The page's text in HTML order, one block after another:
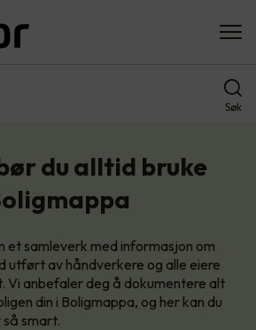
Søk
du alltid bruke
et samleverk med informasjon om
utført av håndverkere og alle eiere
Vi anbefaler deg å dokumentere alt
din i Boligmappa, og her kan du
smart.